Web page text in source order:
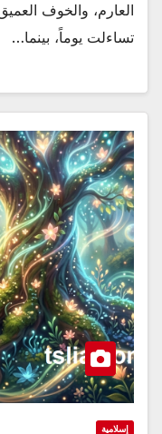
العارم، والخوف
تساءلت يوماً، بينما…
إسلامية